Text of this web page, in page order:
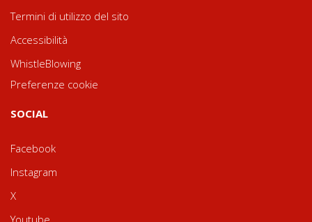
Termini di utilizzo del sito
Accessibilità
WhistleBlowing
Preferenze cookie
SOCIAL
Facebook
Instagram
X